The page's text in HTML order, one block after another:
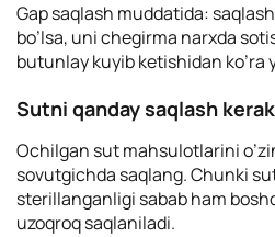
Gap saqlash muddatida:
bo’lsa, uni chegirma narxda
butunlay kuyib ketishidan ko’ra
Sutni qanday saqlash
Ochilgan sut mahsulotlarini
sovutgichda saqlang. Chunki
sterillanganligi sabab ham
uzoqroq saqlaniladi.